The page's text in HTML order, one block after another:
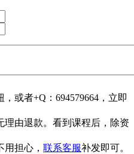
或者+Q：694579664，立即
理由退款。看到课程后，除资
担心， 联系客服补发即可。